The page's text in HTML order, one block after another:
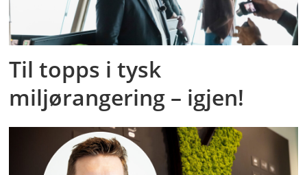
Til topps i tysk
miljørangering – igjen!